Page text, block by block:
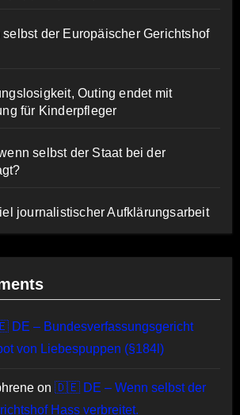
der Europäischer Gerichtshof
Outing endet mit
für Kinderpfleger
selbst der Staat bei der
journalistischer Aufklärungsarbeit
– Bundesverfassungsgericht
von Liebespuppen (§184l)
on 🇩🇪 DE – Wenn selbst der
Hass verbreitet.